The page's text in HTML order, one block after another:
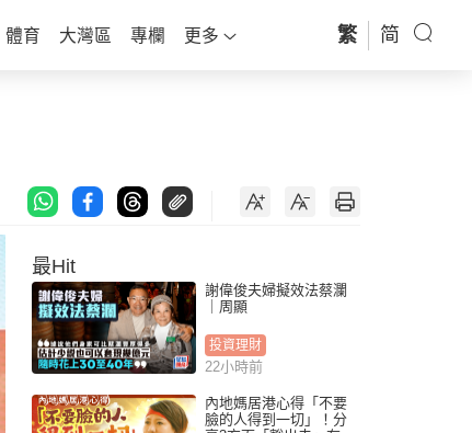
體育 大灣區 專欄 更多 繁 简
最Hit
謝偉俊夫婦擬效法蔡瀾
｜周顯
投資理財
22小時前
內地媽居港心得「不要
臉的人得到一切」！分